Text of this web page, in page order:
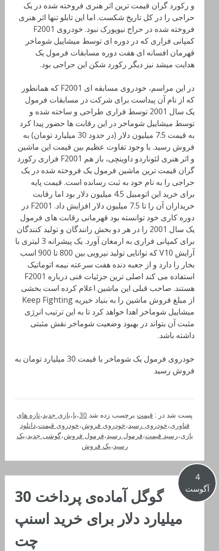
و رکورد گران قیمت ترین اثر هنری فروخته شده در یک
حراجی را در کل تاریخ شکست. اما این تابلو تنها اثر هنری
فروخته شده در حراج نیویورک نبود. خودروی F2001
کمپانی فراری که در دوره ای توسط میشاییل شوماخر
قهرمان افسانه ای هفت دوره مسابقات فرمول یک
هدایت میشد نیز دیگر رکورد شکن این حراجی بود.
در این مراسم، خودروی مسابقه ای F2001 که همانطور
که از نام آن پیداست برای شرکت در مسابقات فرمول
یک سال 2001 توسط فراری طراحی و ساخته شده و
توسط میشاییل شوماخر در این رقابت ها حضور پیدا کرد
به قیمت 7.5 میلیون دلار (در حدود 30 میلیارد تومان) به
فروش رسید. با وجود تفاوت عظیم بین قیمت این ماشین
و اثر هنری لئوناردو داوینچی، باز هم F2001 فراری رکورد
گران قیمت ترین ماشین فرمول یک فروخته شده در یک
حراجی را به نام خود به ثبت رسانده است. قیمت پایه
برای خرید این اتومبیل 4.5 میلیون دلار بود اما رقابت
خریداران آن را تا 7.5 میلیون دلار افزایش داد. F2001 در
دوره کاری خود توانسته بود قهرمانی رقابت های فرمول
یک سال 2001 را در هر دو بخش رانندگان و تولید کنندگان
برای کمپانی فراری به ارمغان آورد. یک پیشرانه 3 لیتری با
آرایش V10 که توانایی تولید نیرویی بین 800 تا 900 اسب
بخار را دارد و از جعبه دنده هفت سرعته نیمه اتوماتیک
استفاده می کند اصلی ترین جزئیات فنی درباره F2001
هستند. صاحب قبلی این ماشین اعلام کرده است بخشی
از مبلغ فروش ماشین را به بنیاد خیریه Keep Fighting
میشاییل شوماخر اهدا خواهد کرد تا به این ترتیب انرژی
مثبت آن بتواند در بهبود وضعیت شوماخر نقش مثبتی
داشته باشد.
خودروی فرمول یک شوماخر با قیمت 30 میلیارد تومان به
فروش رسید
پست شد در : قیمت برچسب زده شد 30،با،بازی جدید،تازه های
فناوری،خودروی رسید،خودروی فروش،خودروی قیمت،دانلود
بازی،رسید قیمت،فرمول رسید،فرمول فروش،گوشی جدید،یک
رسید،یک فروش
4
آگوست
گوگل آماده‌ی پرداخت 30
میلیارد دلار برای خرید اسنپ
چت